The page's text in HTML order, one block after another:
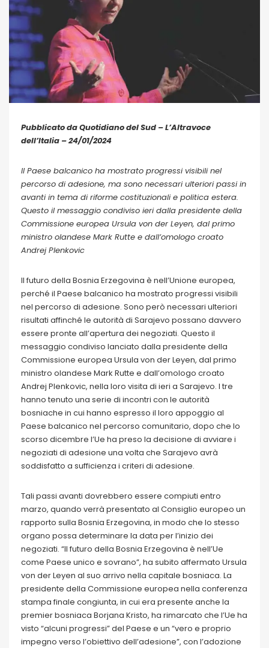
Pubblicato da Quotidiano del Sud – L’Altravoce
dell’Italia – 24/01/2024
Il Paese balcanico ha mostrato progressi visibili nel
percorso di adesione, ma sono necessari ulteriori passi in
avanti in tema di riforme costituzionali e politica estera.
Questo il messaggio condiviso ieri dalla presidente della
Commissione europea Ursula von der Leyen, dal primo
ministro olandese Mark Rutte e dall’omologo croato
Andrej Plenkovic
Il futuro della Bosnia Erzegovina è nell’Unione europea,
perché il Paese balcanico ha mostrato progressi visibili
nel percorso di adesione. Sono però necessari ulteriori
risultati affinché le autorità di Sarajevo possano davvero
essere pronte all’apertura dei negoziati. Questo il
messaggio condiviso lanciato dalla presidente della
Commissione europea Ursula von der Leyen, dal primo
ministro olandese Mark Rutte e dall’omologo croato
Andrej Plenkovic, nella loro visita di ieri a Sarajevo. I tre
hanno tenuto una serie di incontri con le autorità
bosniache in cui hanno espresso il loro appoggio al
Paese balcanico nel percorso comunitario, dopo che lo
scorso dicembre l’Ue ha preso la decisione di avviare i
negoziati di adesione una volta che Sarajevo avrà
soddisfatto a sufficienza i criteri di adesione.
Tali passi avanti dovrebbero essere compiuti entro
marzo, quando verrà presentato al Consiglio europeo un
rapporto sulla Bosnia Erzegovina, in modo che lo stesso
organo possa determinare la data per l’inizio dei
negoziati. “Il futuro della Bosnia Erzegovina è nell’Ue
come Paese unico e sovrano”, ha subito affermato Ursula
von der Leyen al suo arrivo nella capitale bosniaca. La
presidente della Commissione europea nella conferenza
stampa finale congiunta, in cui era presente anche la
premier bosniaca Borjana Kristo, ha rimarcato che l’Ue ha
visto “alcuni progressi” del Paese e un “vero e proprio
impegno verso l’obiettivo dell’adesione”, con l’adozione